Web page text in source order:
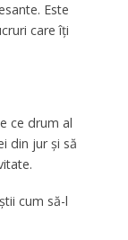
Este
care îți
ce drum al
din jur și să
cum să-l